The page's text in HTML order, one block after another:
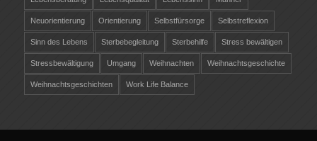
Neuorientierung Orientierung Selbstfürsorge Selbstreflexion
Sinn des Lebens Sterbebegleitung Sterbehilfe Stress bewältigen
Stressbewältigung Umgang Weihnachten Weihnachtsgeschichte
Weihnachtsgeschichten Work Life Balance